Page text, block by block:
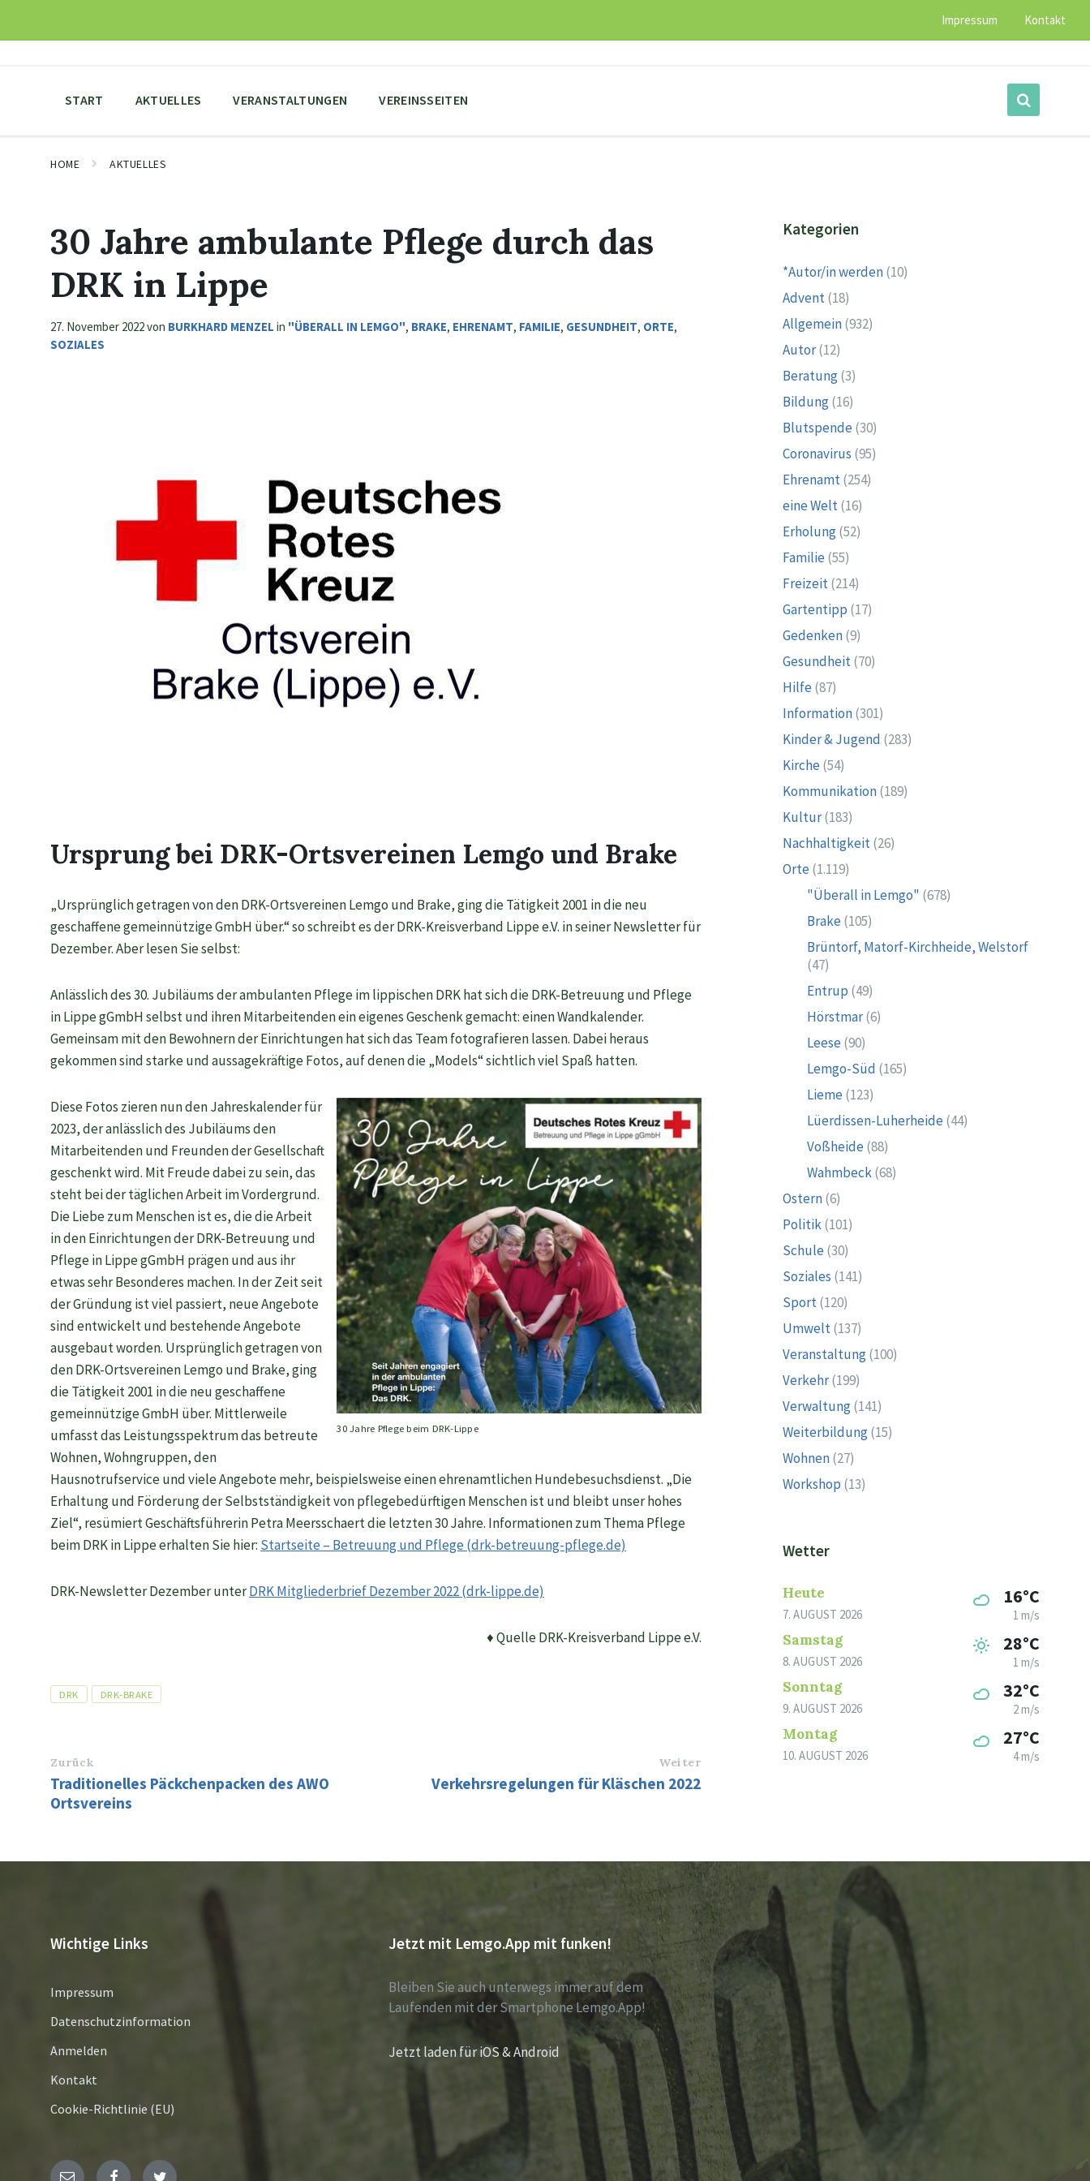
content
main
footer
Impressum Kontakt
START AKTUELLES VERANSTALTUNGEN VEREINSSEITEN
HOME AKTUELLES
30 Jahre ambulante Pflege durch das
DRK in Lippe
27. November 2022von BURKHARD MENZEL in "ÜBERALL IN LEMGO", BRAKE, EHRENAMT, FAMILIE, GESUNDHEIT, ORTE,
SOZIALES
Ursprung bei DRK-Ortsvereinen Lemgo und Brake
„Ursprünglich getragen von den DRK-Ortsvereinen Lemgo und Brake, ging die Tätigkeit 2001 in die neu
geschaffene gemeinnützige GmbH über.“ so schreibt es der DRK-Kreisverband Lippe e.V. in seiner Newsletter für
Dezember. Aber lesen Sie selbst:
Anlässlich des 30. Jubiläums der ambulanten Pflege im lippischen DRK hat sich die DRK-Betreuung und Pflege
in Lippe gGmbH selbst und ihren Mitarbeitenden ein eigenes Geschenk gemacht: einen Wandkalender.
Gemeinsam mit den Bewohnern der Einrichtungen hat sich das Team fotografieren lassen. Dabei heraus
gekommen sind starke und aussagekräftige Fotos, auf denen die „Models“ sichtlich viel Spaß hatten.
30 Jahre Pflege beim DRK-Lippe
Diese Fotos zieren nun den Jahreskalender für
2023, der anlässlich des Jubiläums den
Mitarbeitenden und Freunden der Gesellschaft
geschenkt wird. Mit Freude dabei zu sein, das
steht bei der täglichen Arbeit im Vordergrund.
Die Liebe zum Menschen ist es, die die Arbeit
in den Einrichtungen der DRK-Betreuung und
Pflege in Lippe gGmbH prägen und aus ihr
etwas sehr Besonderes machen. In der Zeit seit
der Gründung ist viel passiert, neue Angebote
sind entwickelt und bestehende Angebote
ausgebaut worden. Ursprünglich getragen von
den DRK-Ortsvereinen Lemgo und Brake, ging
die Tätigkeit 2001 in die neu geschaffene
gemeinnützige GmbH über. Mittlerweile
umfasst das Leistungsspektrum das betreute
Wohnen, Wohngruppen, den
Hausnotrufservice und viele Angebote mehr, beispielsweise einen ehrenamtlichen Hundebesuchsdienst. „Die
Erhaltung und Förderung der Selbstständigkeit von pflegebedürftigen Menschen ist und bleibt unser hohes
Ziel“, resümiert Geschäftsführerin Petra Meersschaert die letzten 30 Jahre. Informationen zum Thema Pflege
beim DRK in Lippe erhalten Sie hier: Startseite – Betreuung und Pflege (drk-betreuung-pflege.de)
DRK-Newsletter Dezember unterDRK Mitgliederbrief Dezember 2022 (drk-lippe.de)
♦ Quelle DRK-Kreisverband Lippe e.V.
Tags
DRK DRK-BRAKE
Zurück
Traditionelles Päckchenpacken des AWO
Ortsvereins
Weiter
Verkehrsregelungen für Kläschen 2022
Kategorien
*Autor/in werden(10)
Advent(18)
Allgemein(932)
Autor(12)
Beratung(3)
Bildung(16)
Blutspende (30)
Coronavirus (95)
Ehrenamt(254)
eine Welt(16)
Erholung(52)
Familie (55)
Freizeit(214)
Gartentipp (17)
Gedenken(9)
Gesundheit(70)
Hilfe (87)
Information(301)
Kinder & Jugend (283)
Kirche (54)
Kommunikation(189)
Kultur(183)
Nachhaltigkeit(26)
Orte (1.119)
"Überall in Lemgo" (678)
Brake (105)
Brüntorf, Matorf-Kirchheide, Welstorf
(47)
Entrup (49)
Hörstmar(6)
Leese (90)
Lemgo-Süd (165)
Lieme (123)
Lüerdissen-Luherheide (44)
Voßheide (88)
Wahmbeck(68)
Ostern(6)
Politik(101)
Schule (30)
Soziales (141)
Sport(120)
Umwelt(137)
Veranstaltung(100)
Verkehr(199)
Verwaltung(141)
Weiterbildung(15)
Wohnen(27)
Workshop (13)
Wetter
Heute
7. AUGUST 2026
16°C
1 m/s
Samstag
8. AUGUST 2026
28°C
1 m/s
Sonntag
9. AUGUST 2026
32°C
2 m/s
Montag
10. AUGUST 2026
27°C
4 m/s
Wichtige Links
Impressum
Datenschutzinformation
Anmelden
Kontakt
Cookie-Richtlinie (EU)
Jetzt mit Lemgo.App mit funken!
Bleiben Sie auch unterwegs immer auf dem
Laufenden mit der Smartphone Lemgo.App!
Jetzt laden für iOS & Android
E- FacebookTwitter